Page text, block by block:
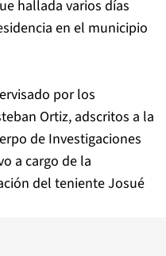
hallada varios días
en el municipio
por los
Ortiz, adscritos a la
de Investigaciones
a cargo de la
del teniente Josué